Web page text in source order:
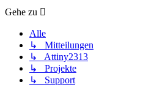
Gehe zu
Alle
↳ Mitteilungen
↳ Attiny2313
↳ Projekte
↳ Support